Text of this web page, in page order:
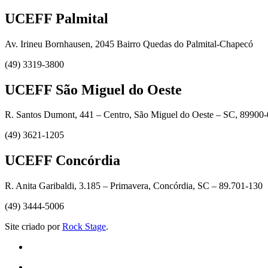
UCEFF Palmital
Av. Irineu Bornhausen, 2045 Bairro Quedas do Palmital-Chapecó
(49) 3319-3800
UCEFF São Miguel do Oeste
R. Santos Dumont, 441 – Centro, São Miguel do Oeste – SC,
(49) 3621-1205
UCEFF Concórdia
R. Anita Garibaldi, 3.185 – Primavera, Concórdia, SC – 89.701-130
(49) 3444-5006
Site criado porRock Stage.